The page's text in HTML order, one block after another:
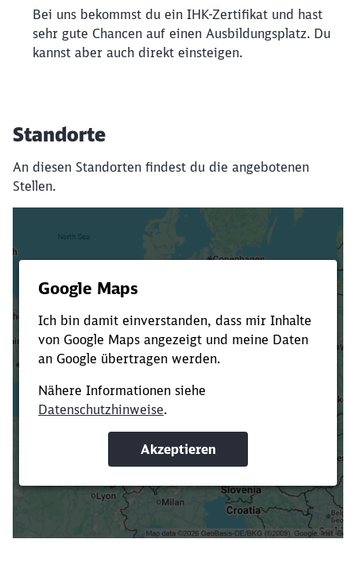
Bei uns bekommst du ein IHK-Zertifikat und hast
sehr gute Chancen auf einen Ausbildungsplatz. Du
kannst aber auch direkt einsteigen.
Standorte
An diesen Standorten findest du die angebotenen
Stellen.
Verkürze die Ladezeit, indem du Suchbegriffe
oder Filter hinzufügst.
Suchbegriffe eingeben
Filter setzen